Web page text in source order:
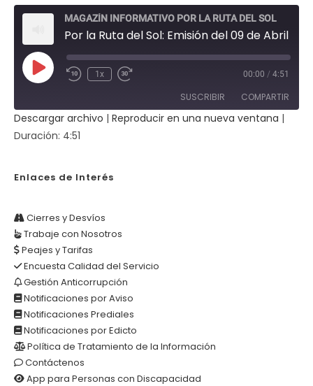
MAGAZÍN INFORMATIVO POR LA RUTA DEL SOL
Reproducir
episodioRebobinar
1x
Fast
seconds
00:00 / 4:51
SUSCRIBIR COMPARTIR
COMPAR
Descargar archivo | Reproducir en una nueva ventana |
Duración: 4:51
Enlaces de Interés
Cierres y Desvíos
Trabaje con Nosotros
Peajes y Tarifas
Encuesta Calidad del Servicio
Gestión Anticorrupción
Notificaciones por Aviso
Notificaciones Prediales
Notificaciones por Edicto
Política de Tratamiento de la Información
Contáctenos
App para Personas con Discapacidad